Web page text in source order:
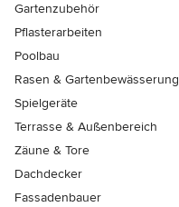
Gartenzubehör
Pflasterarbeiten
Poolbau
Rasen & Gartenbewässerung
Spielgeräte
Terrasse & Außenbereich
Zäune & Tore
Dachdecker
Fassadenbauer